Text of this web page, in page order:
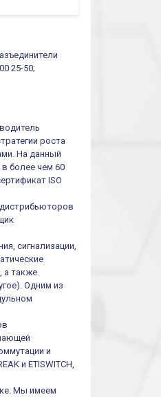
25-50;
роста
На данный
более чем 60
ISO
сигнализации,
а также
Одним из
и
и ETISWITCH,
Мы имеем